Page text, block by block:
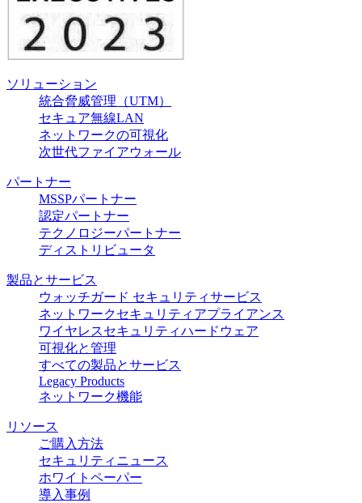
ソリューション
統合脅威管理（UTM）
セキュア無線LAN
ネットワークの可視化
次世代ファイアウォール
パートナー
MSSPパートナー
認定パートナー
テクノロジーパートナー
ディストリビュータ
製品とサービス
ウォッチガード セキュリティサービス
ネットワークセキュリティアプライアンス
ワイヤレスセキュリティハードウェア
可視化と管理
すべての製品とサービス
Legacy Products
ネットワーク機能
リソース
ご購入方法
セキュリティニュース
ホワイトペーパー
導入事例